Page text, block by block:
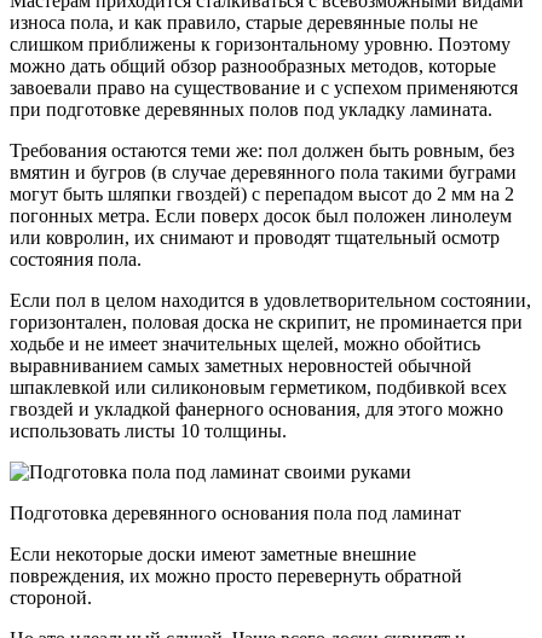
износа пола, и как правило, старые деревянные полы не
слишком приближены к горизонтальному уровню. Поэтому
можно дать общий обзор разнообразных методов, которые
завоевали право на существование и с успехом применяются
при подготовке деревянных полов под укладку ламината.
Требования остаются теми же: пол должен быть ровным, без
вмятин и бугров (в случае деревянного пола такими буграми
могут быть шляпки гвоздей) с перепадом высот до 2 мм на 2
погонных метра. Если поверх досок был положен линолеум
или ковролин, их снимают и проводят тщательный осмотр
состояния пола.
Если пол в целом находится в удовлетворительном состоянии,
горизонтален, половая доска не скрипит, не проминается при
ходьбе и не имеет значительных щелей, можно обойтись
выравниванием самых заметных неровностей обычной
шпаклевкой или силиконовым герметиком, подбивкой всех
гвоздей и укладкой фанерного основания, для этого можно
использовать листы 10 толщины.
Подготовка деревянного основания пола под ламинат
Если некоторые доски имеют заметные внешние
повреждения, их можно просто перевернуть обратной
стороной.